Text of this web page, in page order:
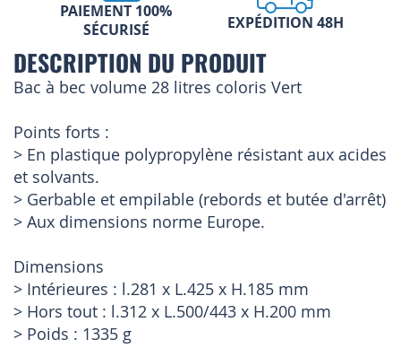
PAIEMENT 100%
SÉCURISÉ
EXPÉDITION 48H
DESCRIPTION DU PRODUIT
Bac à bec volume 28 litres coloris Vert
Points forts :
> En plastique polypropylène résistant aux acides
et solvants.
> Gerbable et empilable (rebords et butée d'arrêt)
> Aux dimensions norme Europe.
Dimensions
> Intérieures : l.281 x L.425 x H.185 mm
> Hors tout : l.312 x L.500/443 x H.200 mm
> Poids : 1335 g